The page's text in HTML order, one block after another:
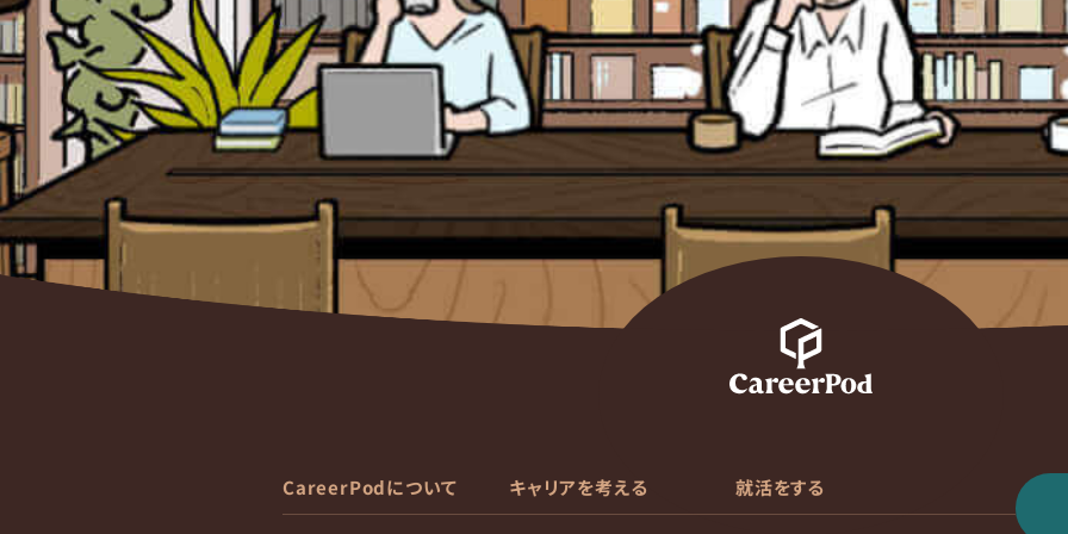
CareerPodについて キャリアを考える 就活をする